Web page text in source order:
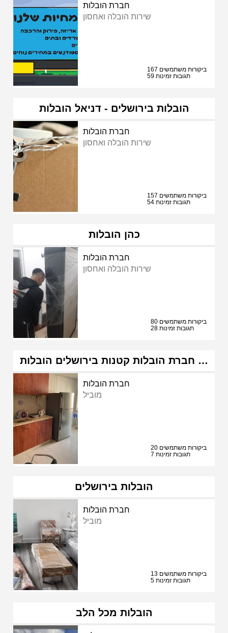
חברת הובלות
שירות הובלה ואחסון
167 ביקורות משתמשים
59 תגובות זמינות
הובלות בירושלים - דניאל הובלות
חברת הובלות
שירות הובלה ואחסון
157 ביקורות משתמשים
54 תגובות זמינות
כהן הובלות
חברת הובלות
שירות הובלה ואחסון
80 ביקורות משתמשים
28 תגובות זמינות
חברת הובלות קטנות בירושלים הובלות …
חברת הובלות
מוביל
20 ביקורות משתמשים
7 תגובות זמינות
הובלות בירושלים
חברת הובלות
מוביל
13 ביקורות משתמשים
5 תגובות זמינות
הובלות מכל הלב